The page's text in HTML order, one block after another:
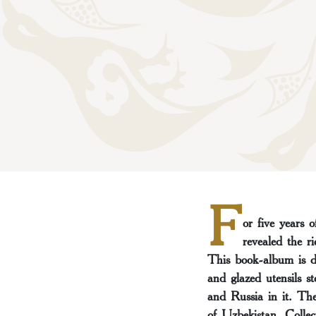
For five years
revealed the
This book-album is
and glazed utensils
and Russia in it.